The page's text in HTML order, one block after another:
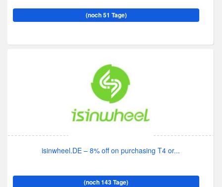
(noch 51 Tage)
isinwheel.DE – 8% off on purchasing T4 or...
(noch 143 Tage)